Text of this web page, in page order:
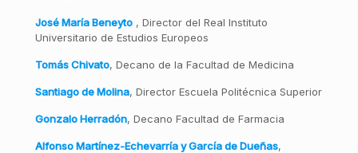
José María Beneyto, Director del Real Instituto
Universitario de Estudios Europeos
Tomás Chivato, Decano de la Facultad de Medicina
Santiago de Molina, Director Escuela Politécnica Superior
Gonzalo Herradón, Decano Facultad de Farmacia
Alfonso Martínez-Echevarría y García de Dueñas,